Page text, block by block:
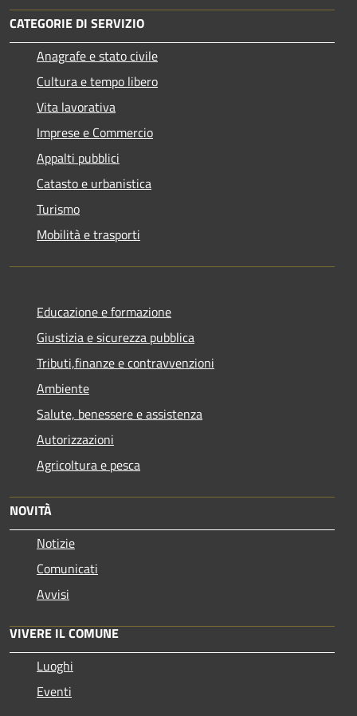
CATEGORIE DI SERVIZIO
Anagrafe e stato civile
Cultura e tempo libero
Vita lavorativa
Imprese e Commercio
Appalti pubblici
Catasto e urbanistica
Turismo
Mobilità e trasporti
Educazione e formazione
Giustizia e sicurezza pubblica
Tributi,finanze e contravvenzioni
Ambiente
Salute, benessere e assistenza
Autorizzazioni
Agricoltura e pesca
NOVITÀ
Notizie
Comunicati
Avvisi
VIVERE IL COMUNE
Luoghi
Eventi